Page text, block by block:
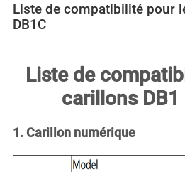
Périphérique principal
Jeu en nuage
Logiciels liés
Lié au compte
Liste de compatibilité pour
DB1C
Liste de
carillons DB1
1. Carillon numérique